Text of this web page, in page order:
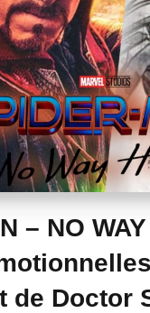
– NO
de Doctor